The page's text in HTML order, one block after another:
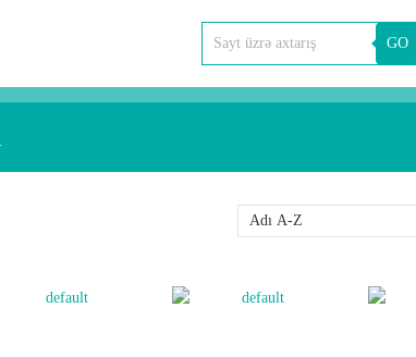
GO